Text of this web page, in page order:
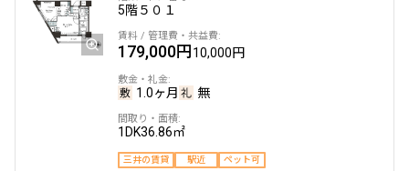
5階５０１
179,000円10,000円
1.0ヶ月 無
1DK36.86㎡
三井の賃貸 駅近 ペット可